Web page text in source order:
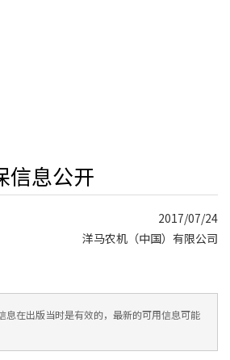
信息公开
2017/07/24
洋马农机（中国）有限公司
息在出版当时是有效的，最新的可用信息可能